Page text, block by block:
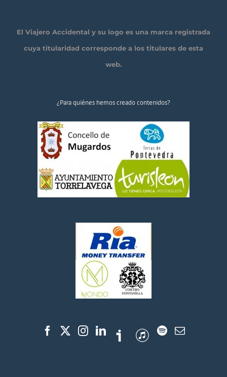
El Viajero Accidental y su logo es una marca registrada
cuya titularidad corresponde a los titulares de esta
web.
¿Para quiénes hemos creado contenidos?